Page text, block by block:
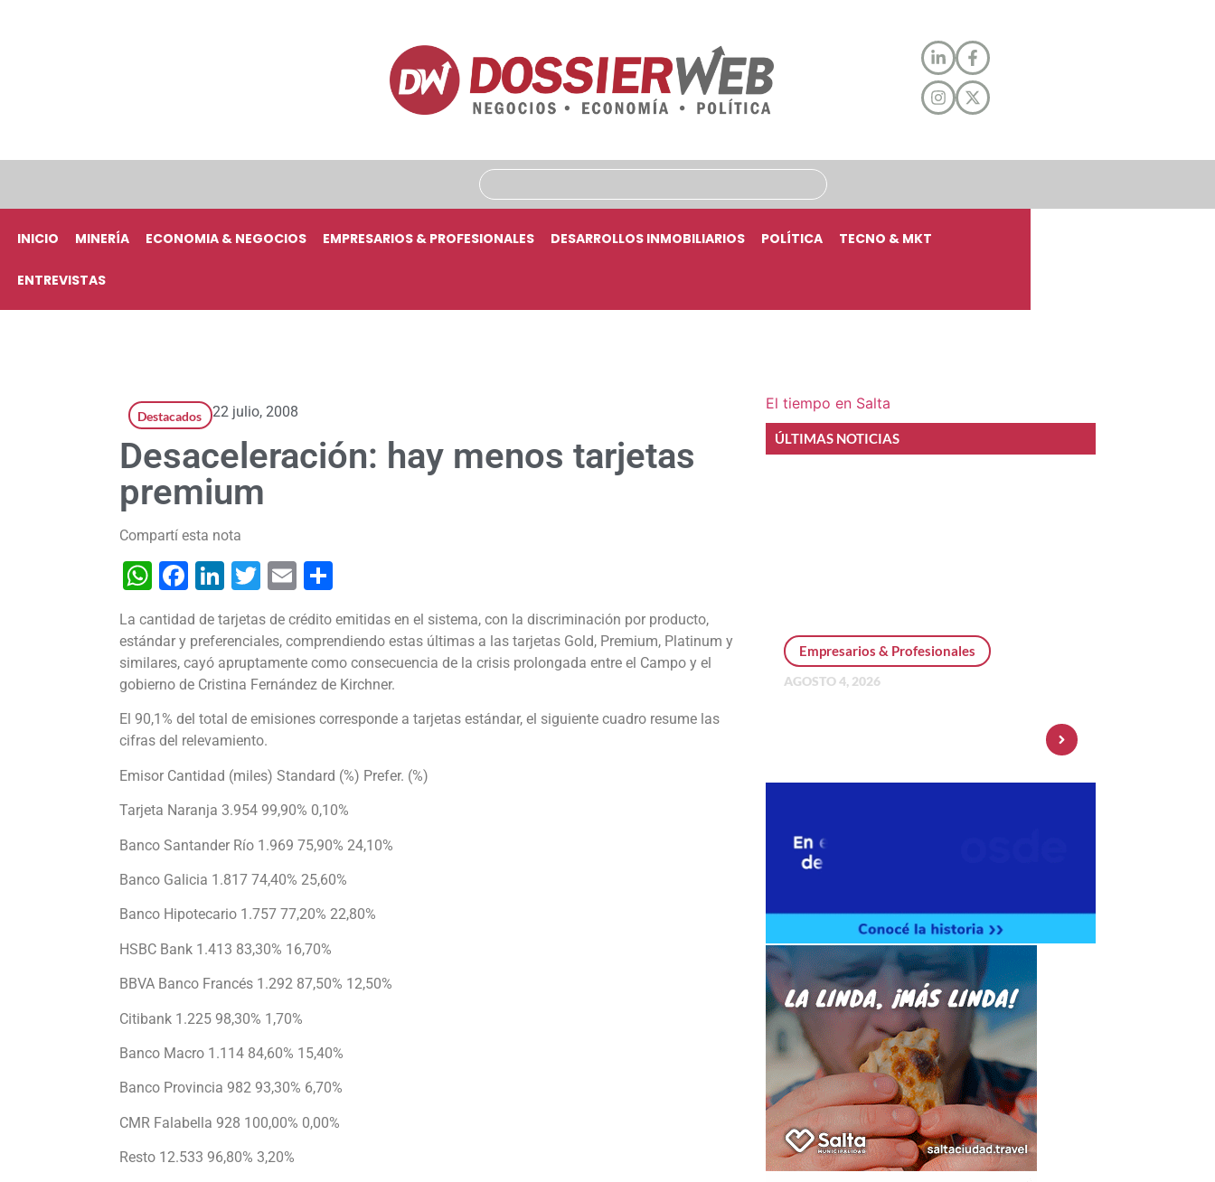
INICIO MINERÍA ECONOMIA & NEGOCIOS EMPRESARIOS & PROFESIONALES DESARROLLOS INMOBILIARIOS POLÍTICA TECNO & MKT
ENTREVISTAS
Destacados 22 julio, 2008
Desaceleración: hay menos tarjetas
premium
Compartí esta nota
WhatsApp
Facebook
LinkedIn
Twitter
Email
La cantidad de tarjetas de crédito emitidas en el sistema, con la discriminación por producto,
estándar y preferenciales, comprendiendo estas últimas a las tarjetas Gold, Premium, Platinum y
similares, cayó apruptamente como consecuencia de la crisis prolongada entre el Campo y el
gobierno de Cristina Fernández de Kirchner.
El 90,1% del total de emisiones corresponde a tarjetas estándar, el siguiente cuadro resume las
cifras del relevamiento.
Emisor Cantidad (miles) Standard (%) Prefer. (%)
Tarjeta Naranja 3.954 99,90% 0,10%
Banco Santander Río 1.969 75,90% 24,10%
Banco Galicia 1.817 74,40% 25,60%
Banco Hipotecario 1.757 77,20% 22,80%
HSBC Bank 1.413 83,30% 16,70%
BBVA Banco Francés 1.292 87,50% 12,50%
Citibank 1.225 98,30% 1,70%
Banco Macro 1.114 84,60% 15,40%
Banco Provincia 982 93,30% 6,70%
CMR Falabella 928 100,00% 0,00%
Resto 12.533 96,80% 3,20%
El tiempo en Salta
ÚLTIMAS NOTICIAS
Empresarios & Profesionales
AGOSTO 4, 2026